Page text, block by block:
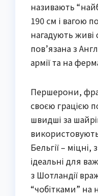
називають
190 см і вагою
нагадують живі
пов’язана з
армії та на
Першерони,
своєю грацією
швидші за
Бельгії –
ідеальні для
з Шотландії
“чобітками” на